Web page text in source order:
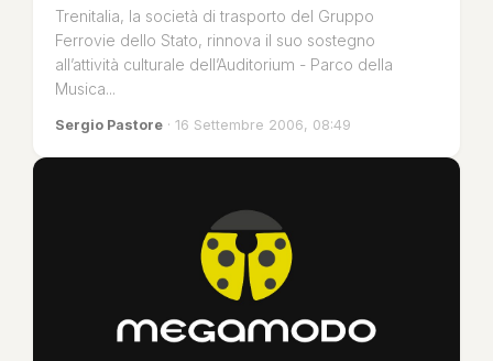
Trenitalia, la società di trasporto del Gruppo
Ferrovie dello Stato, rinnova il suo sostegno
all’attività culturale dell’Auditorium - Parco della
Musica...
Sergio Pastore · 16 Settembre 2006, 08:49